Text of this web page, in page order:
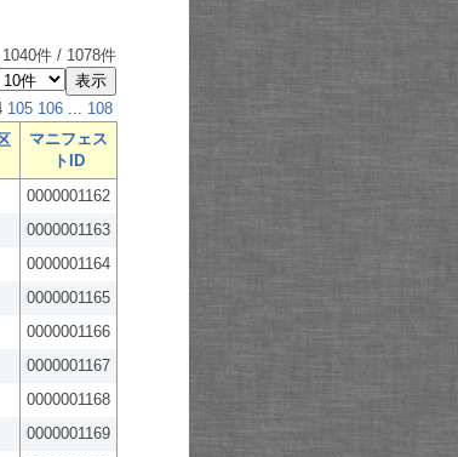
1040件 / 1078件
105 106 ... 108
マニフェス
トID
0000001162
0000001163
0000001164
0000001165
0000001166
0000001167
0000001168
0000001169